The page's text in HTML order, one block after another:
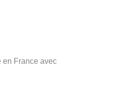
en France avec